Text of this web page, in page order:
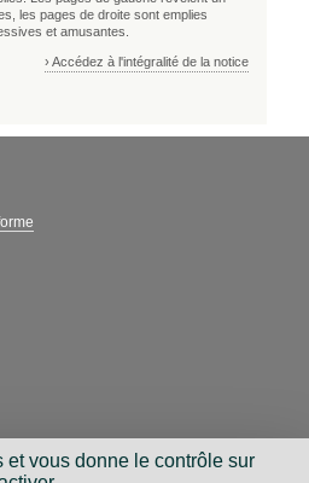
les pages de droite sont emplies
et amusantes.
› Accédez à l'intégralité de la notice
vous donne le contrôle sur